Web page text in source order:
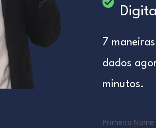
7
dados
minutos.
Primeiro Nome